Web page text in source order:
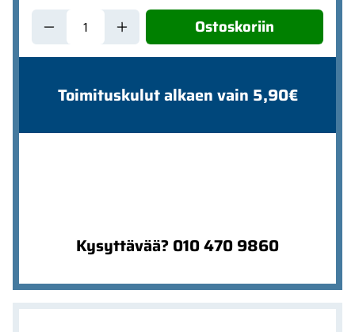
Ostoskoriin
Toimituskulut alkaen vain 5,90€
Kysyttävää? 010 470 9860